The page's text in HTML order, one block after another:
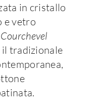
in cristallo
e vetro
Courchevel
tradizionale